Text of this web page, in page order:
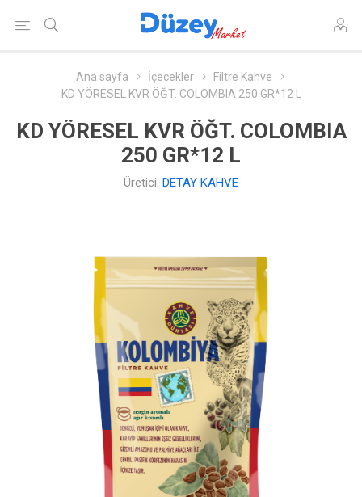
Ana sayfa İçecekler
Filtre Kahve
KD YÖRESEL KVR ÖĞT. COLOMBIA 250 GR*12 L
KD YÖRESEL KVR ÖĞT. COLOMBIA
250 GR*12 L
Üretici: DETAY KAHVE